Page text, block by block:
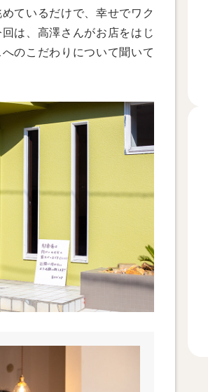
ているだけで、幸せでワク
は、高澤さんがお店をはじ
のこだわりについて聞いて